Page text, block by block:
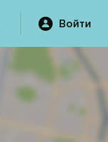
Войти